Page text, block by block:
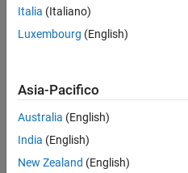
Italia (Italiano)
Luxembourg (English)
Asia-Pacifico
Australia (English)
India (English)
New Zealand (English)